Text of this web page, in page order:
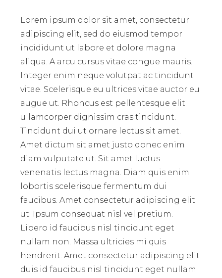
Lorem ipsum dolor sit amet, consectetur
adipiscing elit, sed do eiusmod tempor
incididunt ut labore et dolore magna
aliqua. A arcu cursus vitae congue mauris.
Integer enim neque volutpat ac tincidunt
vitae. Scelerisque eu ultrices vitae auctor eu
augue ut. Rhoncus est pellentesque elit
ullamcorper dignissim cras tincidunt.
Tincidunt dui ut ornare lectus sit amet.
Amet dictum sit amet justo donec enim
diam vulputate ut. Sit amet luctus
venenatis lectus magna. Diam quis enim
lobortis scelerisque fermentum dui
faucibus. Amet consectetur adipiscing elit
ut. Ipsum consequat nisl vel pretium.
Libero id faucibus nisl tincidunt eget
nullam non. Massa ultricies mi quis
hendrerit. Amet consectetur adipiscing elit
duis id faucibus nisl tincidunt eget nullam